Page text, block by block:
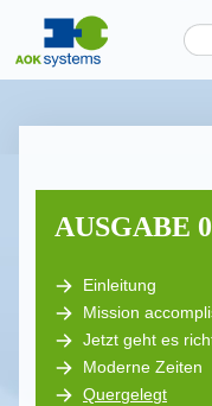
AUSGABE
Einleitung
Mission
Jetzt geht es
Moderne Zeiten
Quergelegt
Termine
Kontakt